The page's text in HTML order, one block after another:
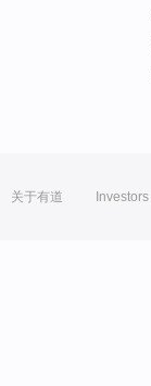
关于有道 Investors